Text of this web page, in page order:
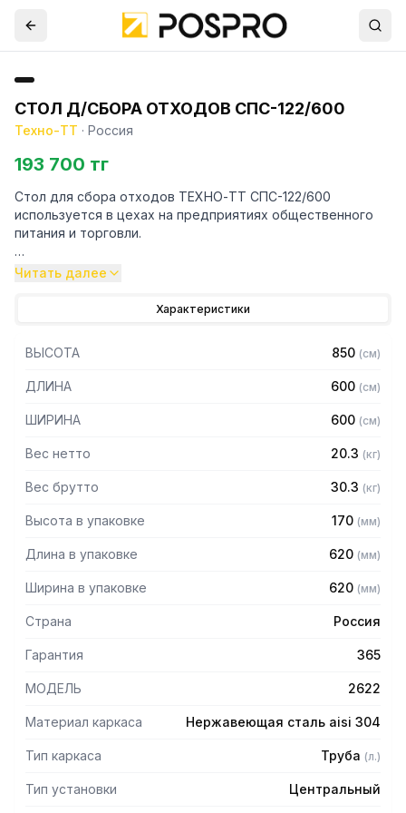
СТОЛ Д/СБОРА ОТХОДОВ СПС-122/600
Техно-ТТ · Россия
193 700 тг
Стол для сбора отходов ТЕХНО-ТТ СПС-122/600
используется в цехах на предприятиях общественного
питания и торговли.
Особенности:
— Каркас разборный из трубы нержавеющей стали AISI
304 толщиной 1,2 мм
— Обвязка из трубы нержавеющей стали марки AISI 430
толщиной 1,2 мм
— Регулируемые опоры
Читать далее
Характеристики
ВЫСОТА 850 (см)
ДЛИНА 600 (см)
ШИРИНА 600 (см)
Вес нетто 20.3 (кг)
Вес брутто 30.3 (кг)
Высота в упаковке 170 (мм)
Длина в упаковке 620 (мм)
Ширина в упаковке 620 (мм)
Страна Россия
Гарантия 365
МОДЕЛЬ 2622
Материал каркаса Нержавеющая сталь aisi 304
Тип каркаса Труба (л.)
Тип установки Центральный